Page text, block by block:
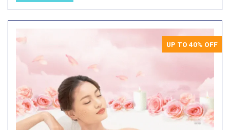
UP TO 40% OFF